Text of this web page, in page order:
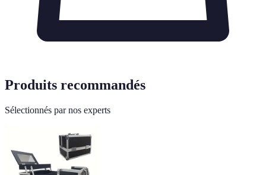
Produits recommandés
Sélectionnés par nos experts